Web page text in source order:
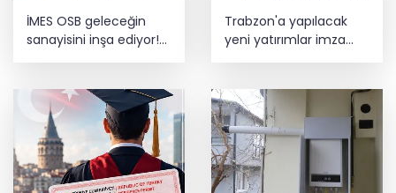
İMES OSB geleceğin
sanayisini inşa ediyor!
Sanayinin geleceği
Trabzon'a yapılacak
yeni yatırımlar imza
altına alındı